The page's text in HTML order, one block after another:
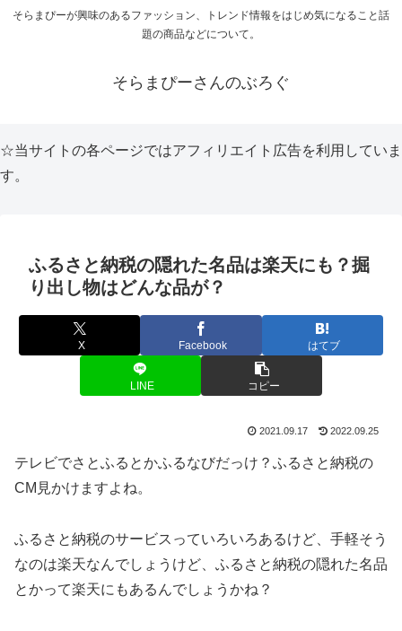
そらまぴーが興味のあるファッション、トレンド情報をはじめ気になること話
題の商品などについて。
そらまぴーさんのぶろぐ
☆当サイトの各ページではアフィリエイト広告を利用していま
す。
ふるさと納税の隠れた名品は楽天にも？掘
り出し物はどんな品が？
X Facebook はてブ
LINE コピー
2021.09.17 2022.09.25
テレビでさとふるとかふるなびだっけ？ふるさと納税の
CM見かけますよね。
ふるさと納税のサービスっていろいろあるけど、手軽そう
なのは楽天なんでしょうけど、ふるさと納税の隠れた名品
とかって楽天にもあるんでしょうかね？